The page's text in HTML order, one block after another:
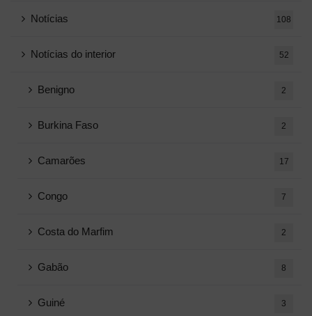
Notícias 108
Notícias do interior 52
Benigno 2
Burkina Faso 2
Camarões 17
Congo 7
Costa do Marfim 2
Gabão 8
Guiné 3